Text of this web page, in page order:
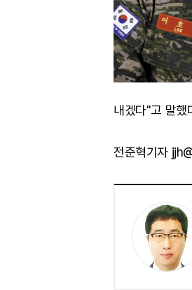
내겠다"고 말했
전준혁기자